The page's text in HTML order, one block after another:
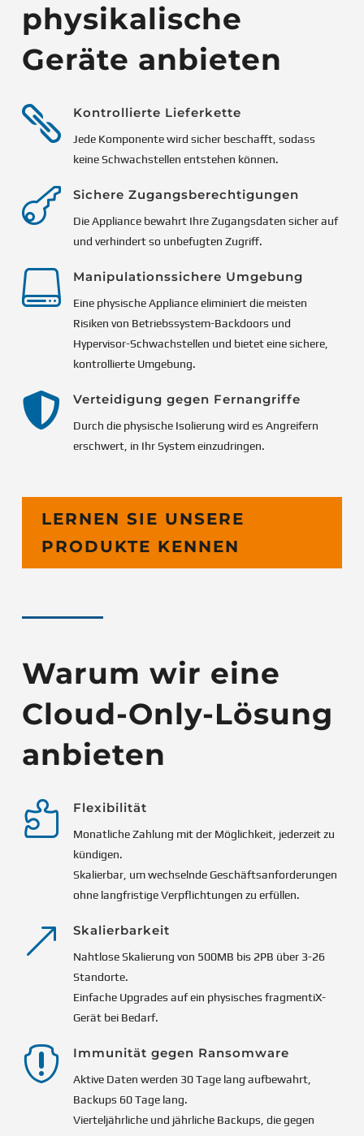
physikalische
Geräte anbieten
 Kontrollierte Lieferkette
Jede Komponente wird sicher beschafft, sodass
keine Schwachstellen entstehen können.
 Sichere Zugangsberechtigungen
Die Appliance bewahrt Ihre Zugangsdaten sicher auf
und verhindert so unbefugten Zugriff.
 Manipulationssichere Umgebung
Eine physische Appliance eliminiert die meisten
Risiken von Betriebssystem-Backdoors und
Hypervisor-Schwachstellen und bietet eine sichere,
kontrollierte Umgebung.
 Verteidigung gegen Fernangriffe
Durch die physische Isolierung wird es Angreifern
erschwert, in Ihr System einzudringen.
LERNEN SIE UNSERE
PRODUKTE KENNEN
Warum wir eine
Cloud-Only-Lösung
anbieten
 Flexibilität
Monatliche Zahlung mit der Möglichkeit, jederzeit zu
kündigen.
Skalierbar, um wechselnde Geschäftsanforderungen
ohne langfristige Verpflichtungen zu erfüllen.
& Skalierbarkeit
Nahtlose Skalierung von 500MB bis 2PB über 3-26
Standorte.
Einfache Upgrades auf ein physisches fragmentiX-
Gerät bei Bedarf.
 Immunität gegen Ransomware
Aktive Daten werden 30 Tage lang aufbewahrt,
Backups 60 Tage lang.
Vierteljährliche und jährliche Backups, die gegen